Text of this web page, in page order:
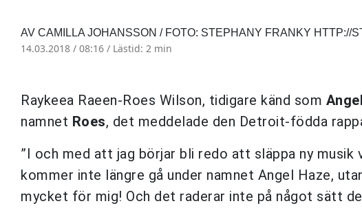
AV CAMILLA JOHANSSON / FOTO: STEPHANY FRANKY HTTP://
14.03.2018 / 08:16 / Lästid: 2 min
Raykeea Raeen-Roes Wilson, tidigare känd som
namnet Roes, det meddelade den Detroit-födda
”I och med att jag börjar bli redo att släppa ny
kommer inte längre gå under namnet Angel Haze,
mycket för mig! Och det raderar inte på något sätt